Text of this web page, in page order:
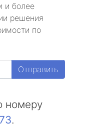
и более
решения
по
Отправить
номеру
.